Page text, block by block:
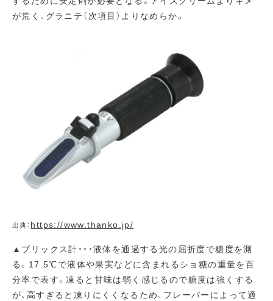
が荒く、グラニテ（次項目）よりなめらか。
出典： https://www.thanko.jp/
▲ブリックス計・・・液体を通過する光の屈折度で糖度を測
る。17.5℃で液体や果実などに含まれるショ糖の重量を百
分率で表す。凍ると甘味は弱く感じるので糖度は強くする
が、高すぎると凍りにくくなるため、フレーバーによって適